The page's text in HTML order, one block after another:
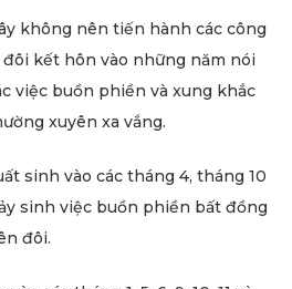
không nên tiến hành các công
kết hôn vào những năm nói
việc buồn phiền và xung khắc
xuyên xa vắng.
sinh vào các tháng 4, tháng 10
sinh việc buồn phiền bất đồng
đôi.